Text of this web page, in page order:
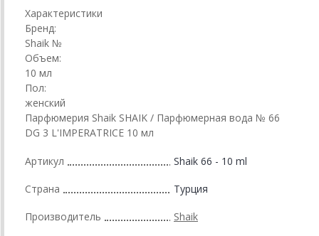
Характеристики
Бренд:
Shaik №
Объем:
10 мл
Пол:
женский
Парфюмерия Shaik SHAIK / Парфюмерная вода № 66
DG 3 L'IMPERATRICE 10 мл
Артикул Shaik 66 - 10 ml
Страна Турция
Производитель Shaik